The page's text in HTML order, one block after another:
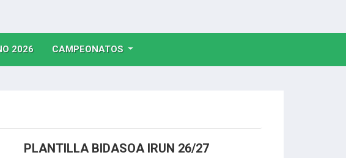
2026(CURRENT)
CAMPEONATOS
PLANTILLA BIDASOA IRUN 26/27